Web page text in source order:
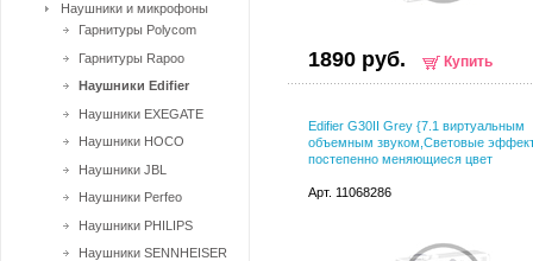
1890 руб. Купить
Edifier G30II Grey {7.1 виртуальным
объемным звуком,Световые
постепенно меняющиеся цвет
Арт. 11068286
Наушники и микрофоны
Гарнитуры Polycom
Гарнитуры Rapoo
Наушники Edifier
Наушники EXEGATE
Наушники HOCO
Наушники JBL
Наушники Perfeo
Наушники PHILIPS
Наушники SENNHEISER